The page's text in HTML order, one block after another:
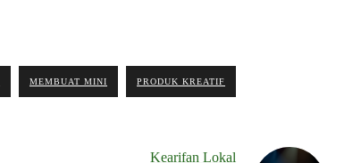
MEMBUAT MINI PRODUK KREATIF
Kearifan Lokal